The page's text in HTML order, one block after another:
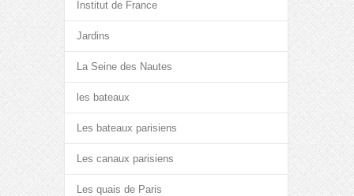
Institut de France
Jardins
La Seine des Nautes
les bateaux
Les bateaux parisiens
Les canaux parisiens
Les quais de Paris